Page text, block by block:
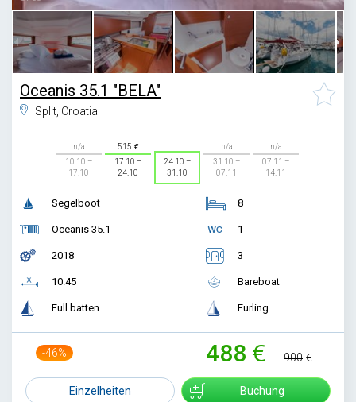
Oceanis 35.1 "BELA"
Split, Croatia
n/a
10.10 –
17.10
515
17.10 –
24.10
24.10 –
31.10
n/a
31.10 –
07.11
n/a
07.11 –
14.11
Segelboot
Oceanis 35.1
2018
10.45
Full batten
8
1
3
Bareboat
Furling
-46% 488 900
Einzelheiten Buchung